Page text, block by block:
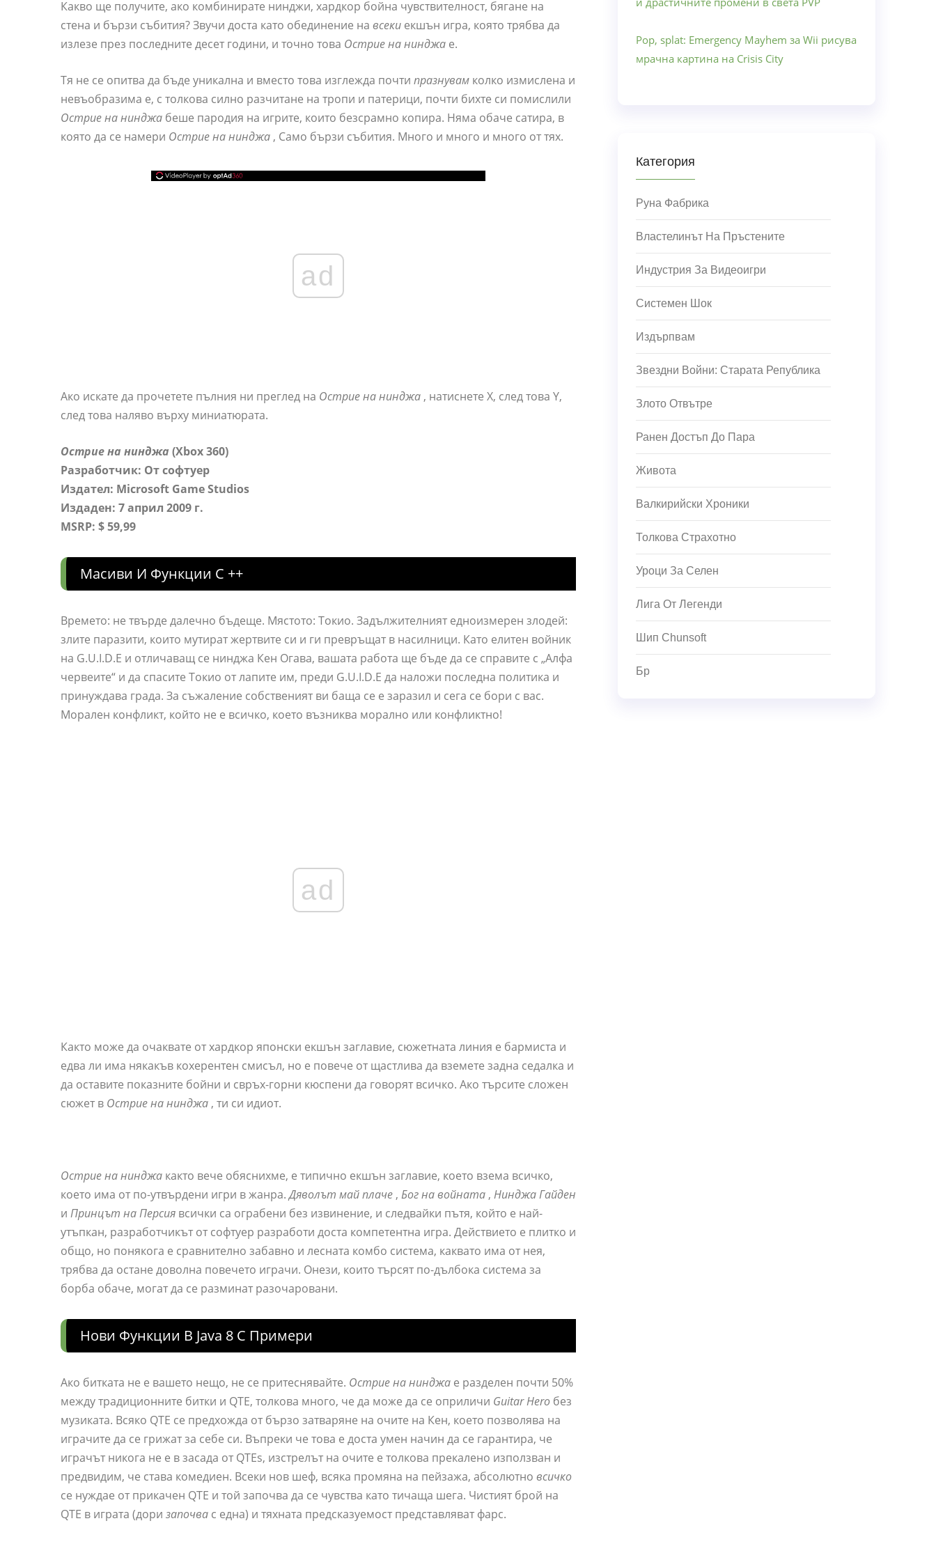
Какво ще получите, ако комбинирате нинджи, хардкор бойна чувствителност, бягане на
стена и бързи събития? Звучи доста като обединение на всеки екшън игра, която трябва да
излезе през последните десет години, и точно това Острие на нинджа е.
Тя не се опитва да бъде уникална и вместо това изглежда почти празнувам колко измислена и
невъобразима е, с толкова силно разчитане на тропи и патерици, почти бихте си помислили
Острие на нинджа беше пародия на игрите, които безсрамно копира. Няма обаче сатира, в
която да се намери Острие на нинджа , Само бързи събития. Много и много и много от тях.
ad
Ако искате да прочетете пълния ни преглед на Острие на нинджа , натиснете X, след това Y,
след това наляво върху миниатюрата.
Острие на нинджа (Xbox 360)
Разработчик: От софтуер
Издател: Microsoft Game Studios
Издаден: 7 април 2009 г.
MSRP: $ 59,99
Масиви И Функции C ++
Времето: не твърде далечно бъдеще. Мястото: Токио. Задължителният едноизмерен злодей:
злите паразити, които мутират жертвите си и ги превръщат в насилници. Като елитен войник
на G.U.I.D.E и отличаващ се нинджа Кен Огава, вашата работа ще бъде да се справите с „Алфа
червеите“ и да спасите Токио от лапите им, преди G.U.I.D.E да наложи последна политика и
принуждава града. За съжаление собственият ви баща се е заразил и сега се бори с вас.
Морален конфликт, който не е всичко, което възниква морално или конфликтно!
ad
Както може да очаквате от хардкор японски екшън заглавие, сюжетната линия е бармиста и
едва ли има някакъв кохерентен смисъл, но е повече от щастлива да вземете задна седалка и
да оставите показните бойни и свръх-горни кюспени да говорят всичко. Ако търсите сложен
сюжет в Острие на нинджа , ти си идиот.
Острие на нинджа както вече обяснихме, е типично екшън заглавие, което взема всичко,
което има от по-утвърдени игри в жанра.Дяволът май плаче , Бог на войната , Нинджа Гайден
и Принцът на Персия всички са ограбени без извинение, и следвайки пътя, който е най-
утъпкан, разработчикът от софтуер разработи доста компетентна игра. Действието е плитко и
общо, но понякога е сравнително забавно и лесната комбо система, каквато има от нея,
трябва да остане доволна повечето играчи. Онези, които търсят по-дълбока система за
борба обаче, могат да се разминат разочаровани.
Нови Функции В Java 8 С Примери
Ако битката не е вашето нещо, не се притеснявайте. Острие на нинджа е разделен почти 50%
между традиционните битки и QTE, толкова много, че да може да се оприличи Guitar Hero без
музиката. Всяко QTE се предхожда от бързо затваряне на очите на Кен, което позволява на
играчите да се грижат за себе си. Въпреки че това е доста умен начин да се гарантира, че
играчът никога не е в засада от QTEs, изстрелът на очите е толкова прекалено използван и
предвидим, че става комедиен. Всеки нов шеф, всяка промяна на пейзажа, абсолютно всичко
се нуждае от прикачен QTE и той започва да се чувства като тичаща шега. Чистият брой на
QTE в играта (дори започва с една) и тяхната предсказуемост представляват фарс.
Pop, splat: Emergency Mayhem за Wii рисува
мрачна картина на Crisis City
Категория
Руна Фабрика
Властелинът На Пръстените
Индустрия За Видеоигри
Системен Шок
Издърпвам
Звездни Войни: Старата Република
Злото Отвътре
Ранен Достъп До Пара
Живота
Валкирийски Хроники
Толкова Страхотно
Уроци За Селен
Лига От Легенди
Шип Chunsoft
Бр